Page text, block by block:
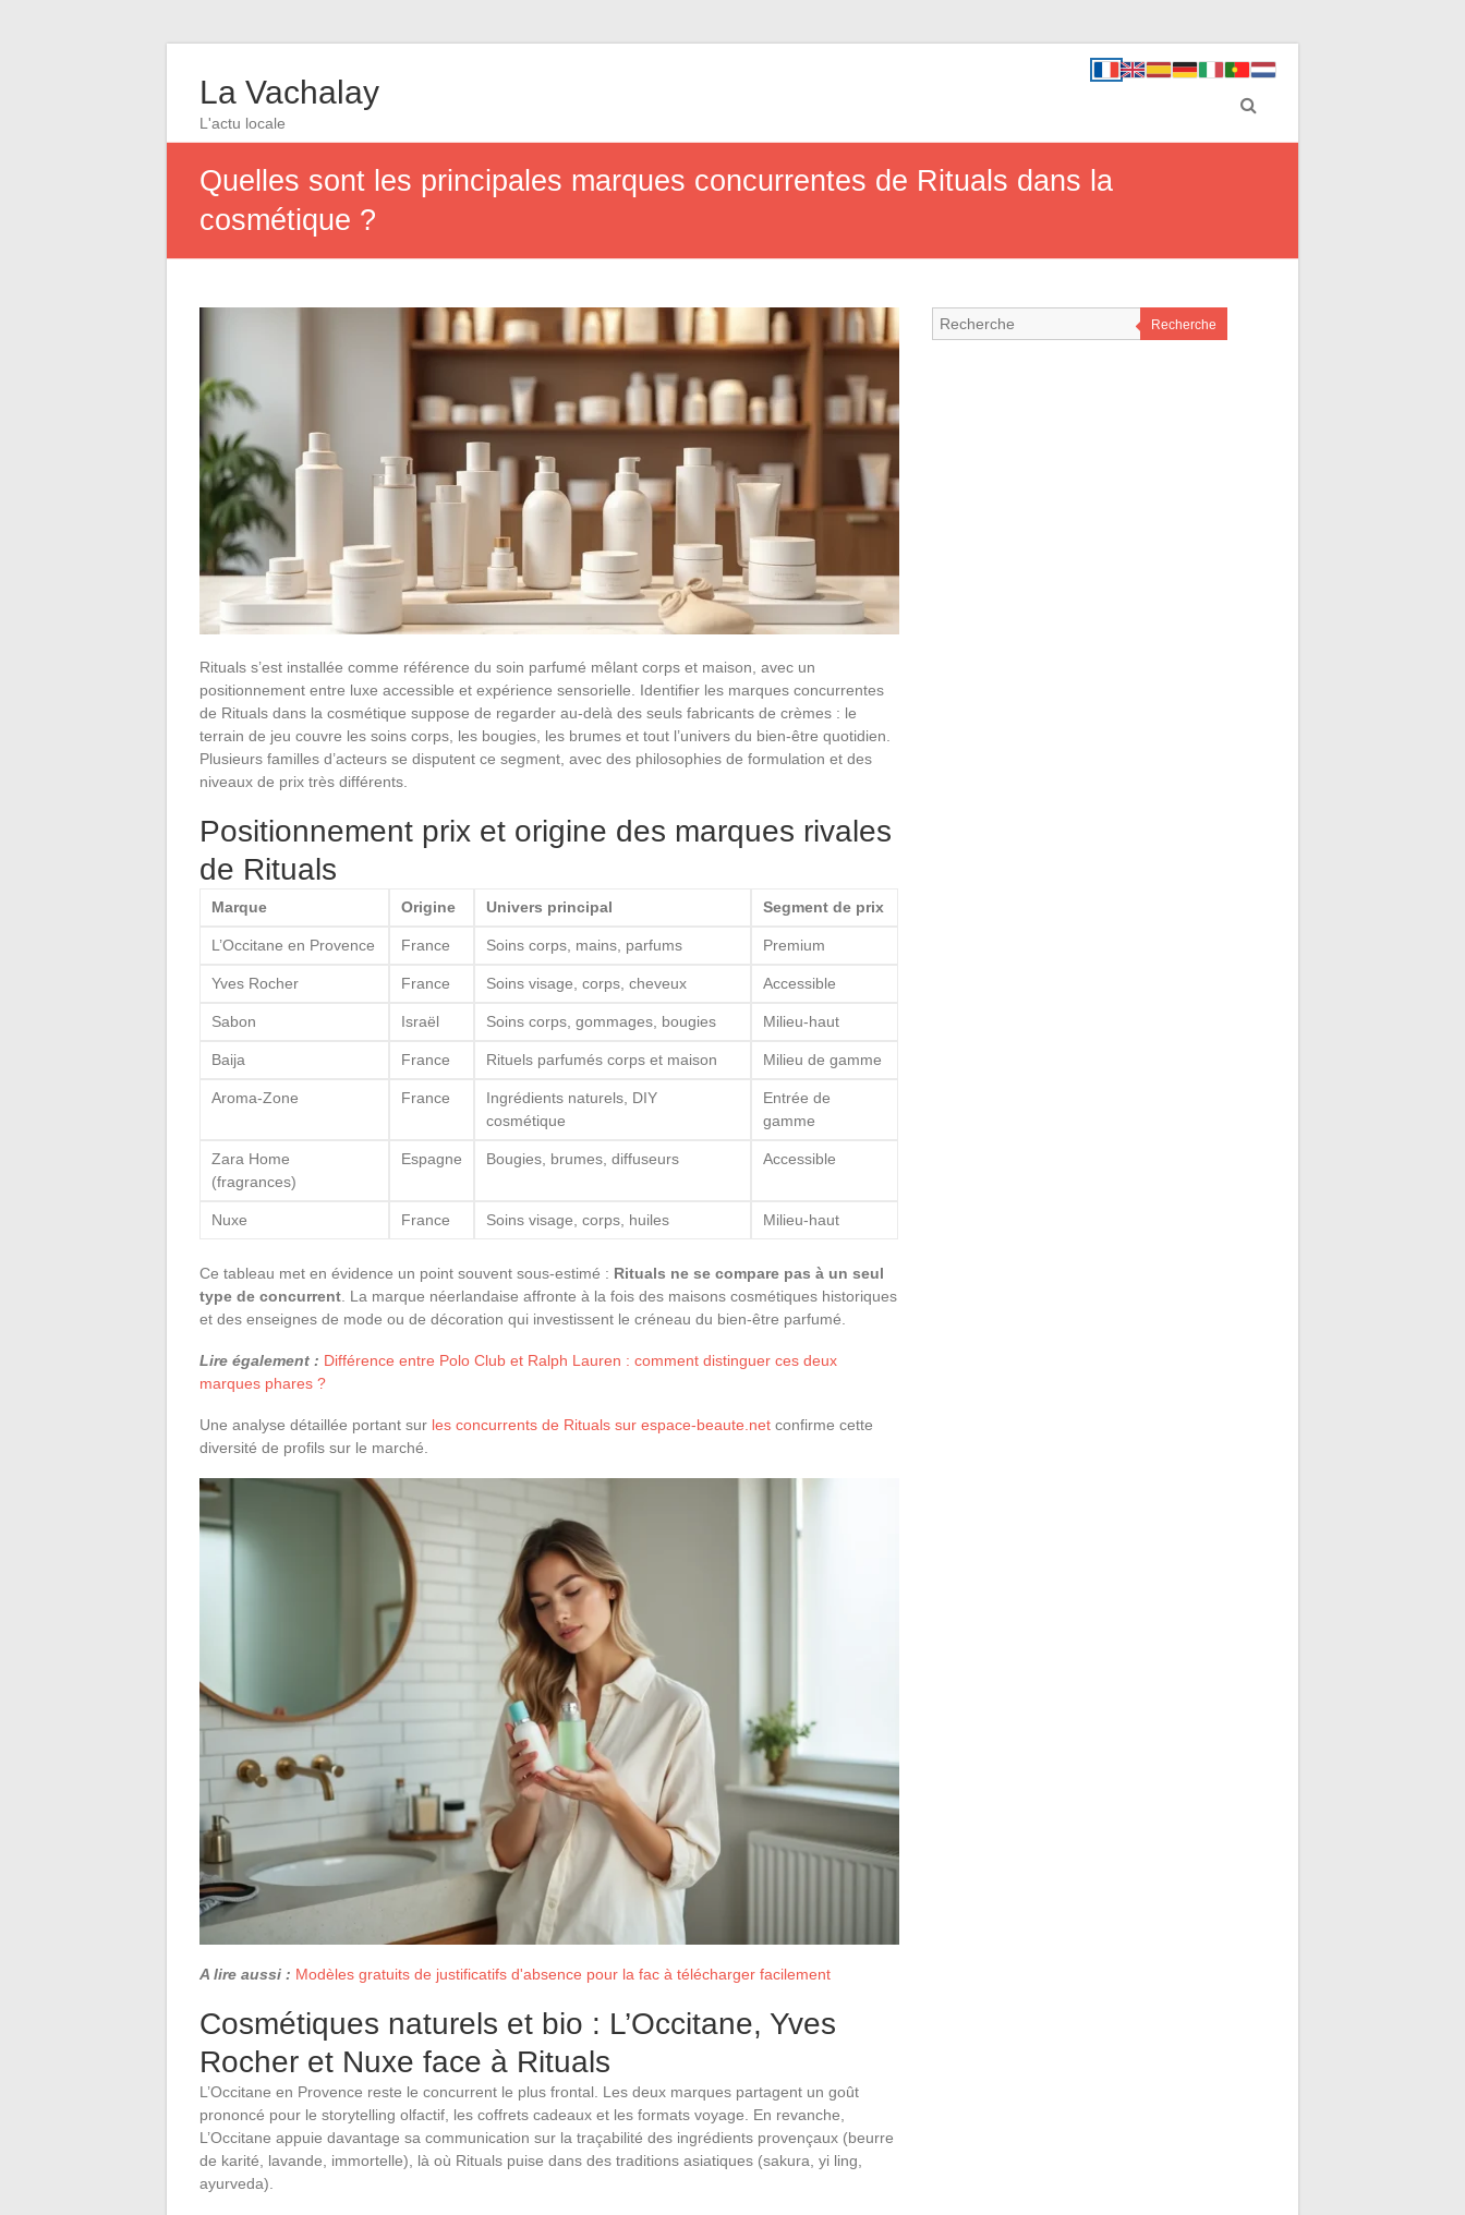
La Vachalay
L'actu locale
Quelles sont les principales marques concurrentes de Rituals dans la
cosmétique ?
Rituals s’est installée comme référence du soin parfumé mêlant corps et maison, avec un
positionnement entre luxe accessible et expérience sensorielle. Identifier les marques concurrentes
de Rituals dans la cosmétique suppose de regarder au-delà des seuls fabricants de crèmes : le
terrain de jeu couvre les soins corps, les bougies, les brumes et tout l’univers du bien-être quotidien.
Plusieurs familles d’acteurs se disputent ce segment, avec des philosophies de formulation et des
niveaux de prix très différents.
Positionnement prix et origine des marques rivales
de Rituals
Marque Origine Univers principal Segment de prix
L’Occitane en Provence France Soins corps, mains, parfums Premium
Yves Rocher France Soins visage, corps, cheveux Accessible
Sabon Israël Soins corps, gommages, bougies Milieu-haut
Baija France Rituels parfumés corps et maison Milieu de gamme
Aroma-Zone France
Ingrédients naturels, DIY
cosmétique
Entrée de
gamme
Zara Home
(fragrances)
Espagne Bougies, brumes, diffuseurs Accessible
Nuxe France Soins visage, corps, huiles Milieu-haut
Ce tableau met en évidence un point souvent sous-estimé : Rituals ne se compare pas à un seul
type de concurrent . La marque néerlandaise affronte à la fois des maisons cosmétiques historiques
et des enseignes de mode ou de décoration qui investissent le créneau du bien-être parfumé.
Lire également : Différence entre Polo Club et Ralph Lauren : comment distinguer ces deux
marques phares ?
Une analyse détaillée portant sur les concurrents de Rituals sur espace-beaute.net confirme cette
diversité de profils sur le marché.
A lire aussi : Modèles gratuits de justificatifs d'absence pour la fac à télécharger facilement
Cosmétiques naturels et bio : L’Occitane, Yves
Rocher et Nuxe face à Rituals
L’Occitane en Provence reste le concurrent le plus frontal. Les deux marques partagent un goût
prononcé pour le storytelling olfactif, les coffrets cadeaux et les formats voyage. En revanche,
L’Occitane appuie davantage sa communication sur la traçabilité des ingrédients provençaux (beurre
de karité, lavande, immortelle), là où Rituals puise dans des traditions asiatiques (sakura, yi ling,
ayurveda).
Recherche